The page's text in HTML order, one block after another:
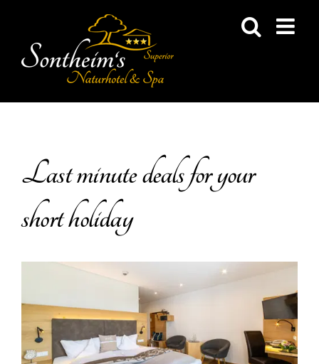
content
Last minute deals for your
short holiday